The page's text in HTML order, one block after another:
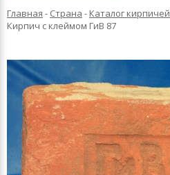
Главная - Страна - Каталог кирпичей
Кирпич с клеймом ГиВ 87